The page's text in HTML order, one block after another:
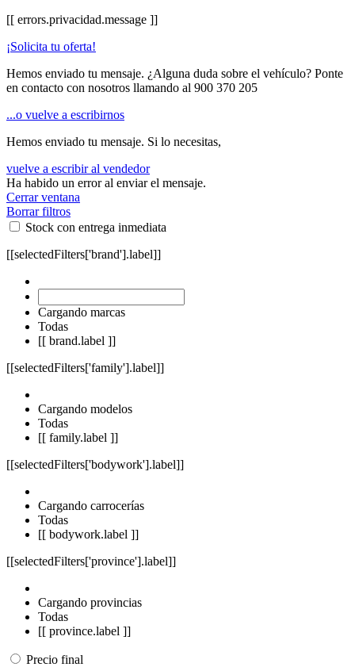
[[ errors.privacidad.message ]]
¡Solicita tu oferta!
Hemos enviado tu mensaje. ¿Alguna duda sobre el vehículo? Ponte
en contacto con nosotros llamando al 900 370 205
...o vuelve a escribirnos
Hemos enviado tu mensaje. Si lo necesitas,
vuelve a escribir al vendedor
Ha habido un error al enviar el mensaje.
Cerrar ventana
Borrar filtros
Stock con entrega inmediata
[[selectedFilters['brand'].label]]
Cargando marcas
Todas
[[ brand.label ]]
[[selectedFilters['family'].label]]
Cargando modelos
Todas
[[ family.label ]]
[[selectedFilters['bodywork'].label]]
Cargando carrocerías
Todas
[[ bodywork.label ]]
[[selectedFilters['province'].label]]
Cargando provincias
Todas
[[ province.label ]]
Precio final